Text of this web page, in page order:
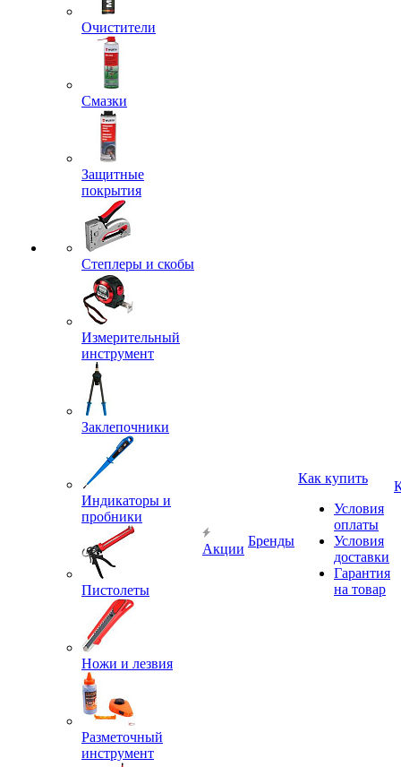
Очистители
Смазки
Защитные
покрытия
Степлеры и скобы
Измерительный
инструмент
Заклепочники
Индикаторы и
пробники
Пистолеты
Ножи и лезвия
Разметочный
инструмент
Акции
Бренды
Как купить
Условия
оплаты
Условия
доставки
Гарантия
на товар